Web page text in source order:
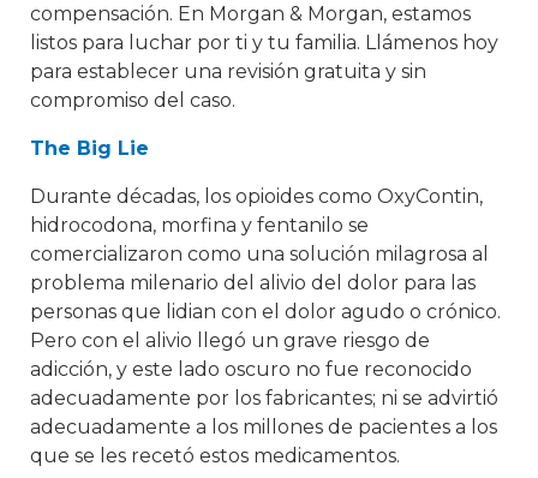
compensación. En Morgan & Morgan, estamos
listos para luchar por ti y tu familia. Llámenos hoy
para establecer una revisión gratuita y sin
compromiso del caso.
The Big Lie
Durante décadas, los opioides como OxyContin,
hidrocodona, morfina y fentanilo se
comercializaron como una solución milagrosa al
problema milenario del alivio del dolor para las
personas que lidian con el dolor agudo o crónico.
Pero con el alivio llegó un grave riesgo de
adicción, y este lado oscuro no fue reconocido
adecuadamente por los fabricantes; ni se advirtió
adecuadamente a los millones de pacientes a los
que se les recetó estos medicamentos.